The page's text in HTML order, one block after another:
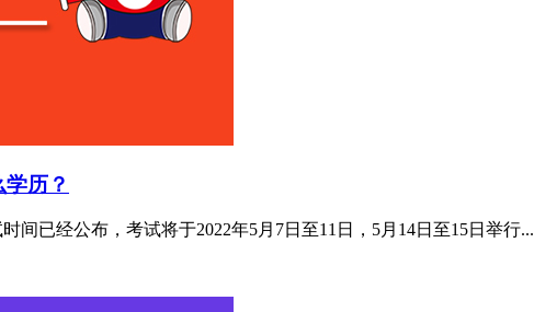
历？
间已经公布，考试将于2022年5月7日至11日，5月14日至15日举行...